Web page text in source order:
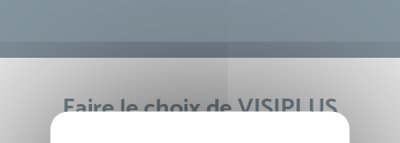
Faire le choix de VISIPLUS